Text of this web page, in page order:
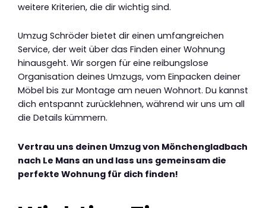
weitere Kriterien, die dir wichtig sind.
Umzug Schröder bietet dir einen umfangreichen
Service, der weit über das Finden einer Wohnung
hinausgeht. Wir sorgen für eine reibungslose
Organisation deines Umzugs, vom Einpacken deiner
Möbel bis zur Montage am neuen Wohnort. Du kannst
dich entspannt zurücklehnen, während wir uns um all
die Details kümmern.
Vertrau uns deinen Umzug von Mönchengladbach
nach Le Mans an und lass uns gemeinsam die
perfekte Wohnung für dich finden!